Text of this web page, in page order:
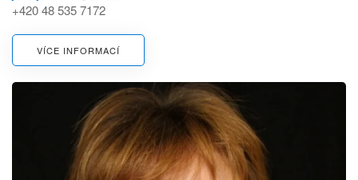
+420 48 535 7172
VÍCE INFORMACÍ